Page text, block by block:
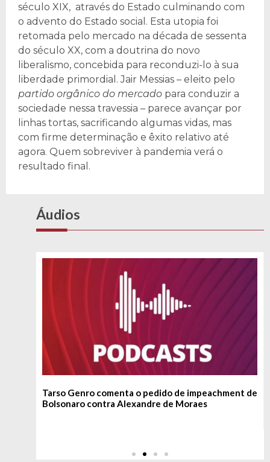
século XIX, através do Estado culminando com
o advento do Estado social. Esta utopia foi
retomada pelo mercado na década de sessenta
do século XX, com a doutrina do novo
liberalismo, concebida para reconduzi-lo à sua
liberdade primordial. Jair Messias – eleito pelo
partido orgânico do mercado para conduzir a
sociedade nessa travessia – parece avançar por
linhas tortas, sacrificando algumas vidas, mas
com firme determinação e êxito relativo até
agora. Quem sobreviver à pandemia verá o
resultado final.
Áudios
Tarso Genro comenta o pedido de impeachment de
Bolsonaro contra Alexandre de Moraes